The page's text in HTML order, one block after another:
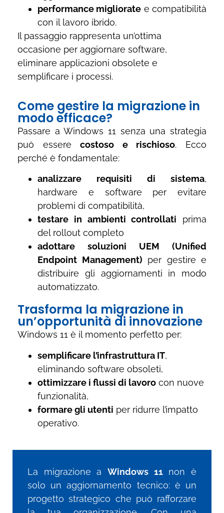
performance migliorate e compatibilità
con il lavoro ibrido.
Il passaggio rappresenta un’ottima
occasione per aggiornare software,
eliminare applicazioni obsolete e
semplificare i processi​.
Come gestire la migrazione in
modo efficace?
Passare a Windows 11 senza una strategia
può esserecostoso e rischioso. Ecco
perché è fondamentale:
analizzare requisiti di sistema,
hardware e software per evitare
problemi di compatibilità,
testare in ambienti controllati prima
del rollout completo
adottare soluzioni UEM (Unified
Endpoint Management) per gestire e
distribuire gli aggiornamenti in modo
automatizzato.
Trasforma la migrazione in
un’opportunità di innovazione
Windows 11 è il momento perfetto per:
semplificare l’infrastruttura IT,
eliminando software obsoleti,
ottimizzare i flussi di lavoro con nuove
funzionalità,
formare gli utenti per ridurre l’impatto
operativo.
La migrazione a Windows 11non è
solo un aggiornamento tecnico: è un
progetto strategico che può rafforzare